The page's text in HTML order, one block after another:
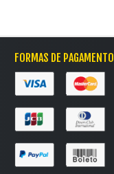
FORMAS DE PAGAMENTO